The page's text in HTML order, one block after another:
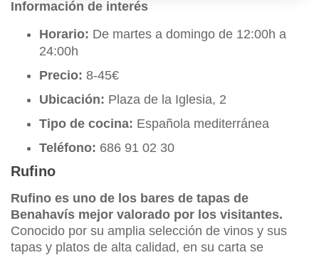
Información de interés
Horario: De martes a domingo de 12:00h a
24:00h
Precio: 8-45€
Ubicación: Plaza de la Iglesia, 2
Tipo de cocina: Española mediterránea
Teléfono: 686 91 02 30
Rufino
Rufino es uno de los bares de tapas de
Benahavís mejor valorado por los visitantes.
Conocido por su amplia selección de vinos y sus
tapas y platos de alta calidad, en su carta se